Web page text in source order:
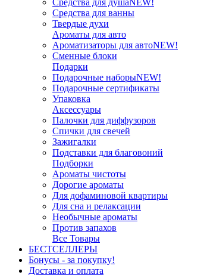
Средства для душаNEW!
Средства для ванны
Твердые духи
Ароматы для авто
Ароматизаторы для автоNEW!
Сменные блоки
Подарки
Подарочные наборыNEW!
Подарочные сертификаты
Упаковка
Аксессуары
Палочки для диффузоров
Спички для свечей
Зажигалки
Подставки для благовоний
Подборки
Ароматы чистоты
Дорогие ароматы
Для дофаминовой квартиры
Для сна и релаксации
Необычные ароматы
Против запахов
Все Товары
БЕСТСЕЛЛЕРЫ
Бонусы - за покупку!
Доставка и оплата